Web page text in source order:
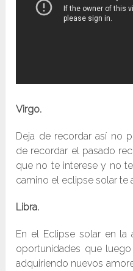
Virgo.
Deja de recordar así no
de recordar el pasado
que no te interese y no
camino el eclipse solar te
Libra.
En el Eclipse solar en la
oportunidades que
adquiriendo nuevos